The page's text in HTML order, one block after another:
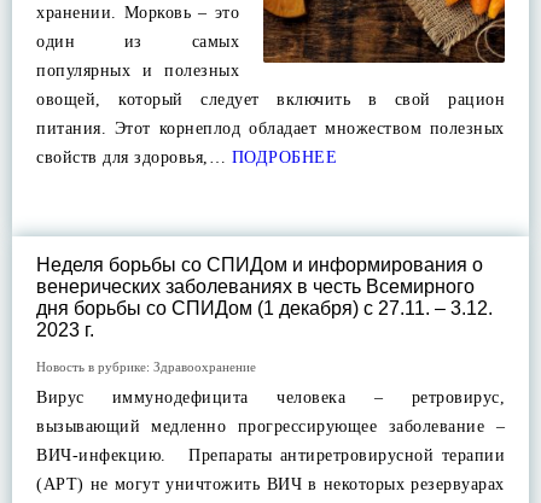
хранении. Морковь – это
один из самых
популярных и полезных
овощей, который следует включить в свой рацион
питания. Этот корнеплод обладает множеством полезных
свойств для здоровья,… ПОДРОБНЕЕ
Неделя борьбы со СПИДом и информирования о
венерических заболеваниях в честь Всемирного
дня борьбы со СПИДом (1 декабря) с 27.11. – 3.12.
2023 г.
Новость в рубрике: Здравоохранение
Вирус иммунодефицита человека – ретровирус,
вызывающий медленно прогрессирующее заболевание –
ВИЧ-инфекцию. Препараты антиретровирусной терапии
(АРТ) не могут уничтожить ВИЧ в некоторых резервуарах